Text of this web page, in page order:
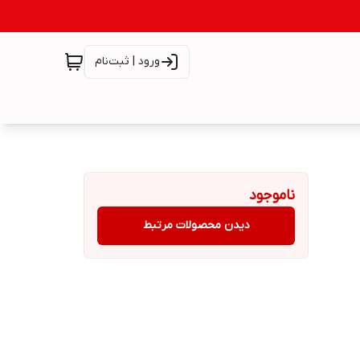
ورود | ثبت‌نام
ناموجود
دیدن محصولات مرتبط